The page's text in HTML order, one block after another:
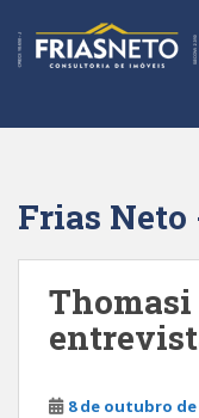
t
Frias Neto
Thomasi
8 de outubro de